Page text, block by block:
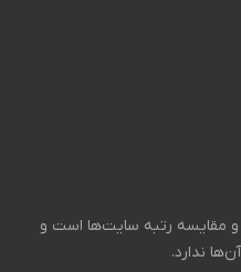
و مقایسه رتبه سایت‌ها است و
ندارد.